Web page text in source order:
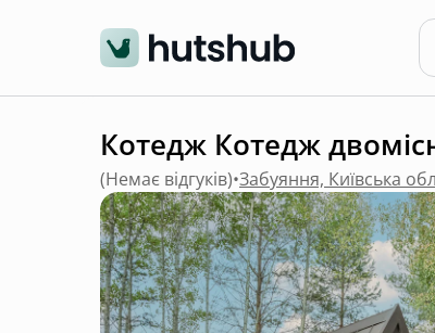
Котедж Котедж
(Немає відгуків)•Забуяння, Київська